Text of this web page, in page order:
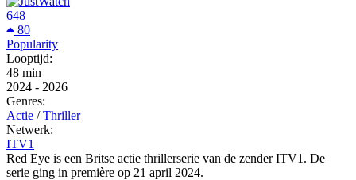
648
80
Popularity
Looptijd:
48 min
2024 - 2026
Genres:
Actie / Thriller
Netwerk:
ITV1
Red Eye is een Britse actie thrillerserie van de zender ITV1. De
serie ging in première op 21 april 2024.